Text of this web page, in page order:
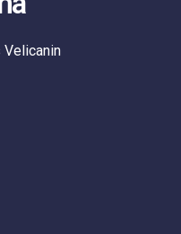
Velicanin